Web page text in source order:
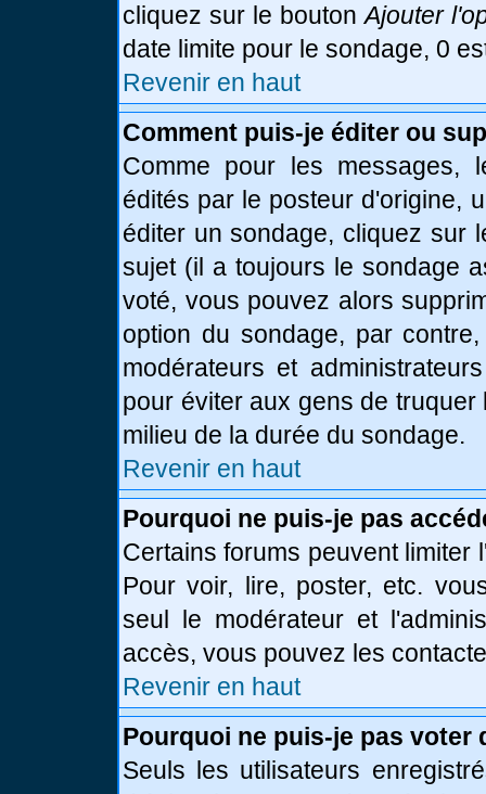
cliquez sur le boutonAjouter
date limite pour le sondage, 0
Revenir en haut
Comment puis-je éditer ou
Comme pour les messages,
édités par le posteur d'origine,
éditer un sondage, cliquez sur
sujet (il a toujours le sondage
voté, vous pouvez alors
option du sondage, par
modérateurs et
pour éviter aux gens de
milieu de la durée du sondage.
Revenir en haut
Pourquoi ne puis-je pas
Certains forums peuvent
Pour voir, lire, poster, etc.
seul le modérateur et
accès, vous pouvez les
Revenir en haut
Pourquoi ne puis-je pas voter
Seuls les utilisateurs